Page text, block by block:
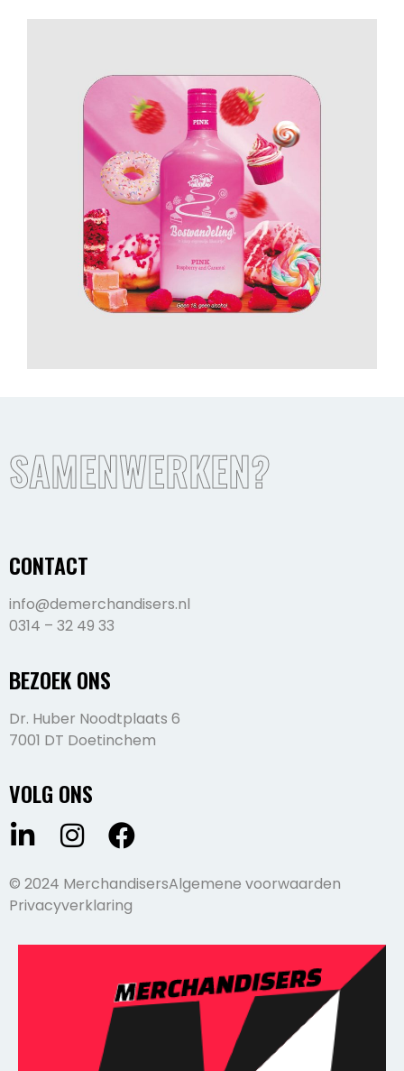
SAMENWERKEN?
CONTACT
info@demerchandisers.nl
0314 – 32 49 33
BEZOEK ONS
Dr. Huber Noodtplaats 6
7001 DT Doetinchem
VOLG ONS
© 2024 MerchandisersAlgemene voorwaarden
Privacyverklaring